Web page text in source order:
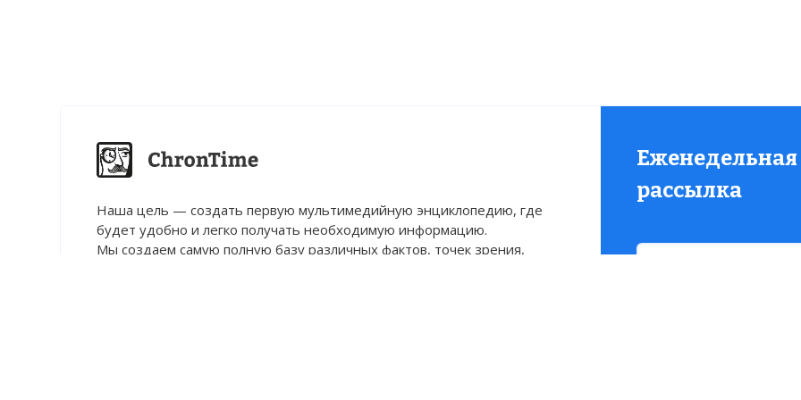
Наша цель — создать первую мультимедийную энциклопедию, где
будет удобно и легко получать необходимую информацию.
Мы создаем самую полную базу различных фактов, точек зрения,
Еженедельная
рассылка